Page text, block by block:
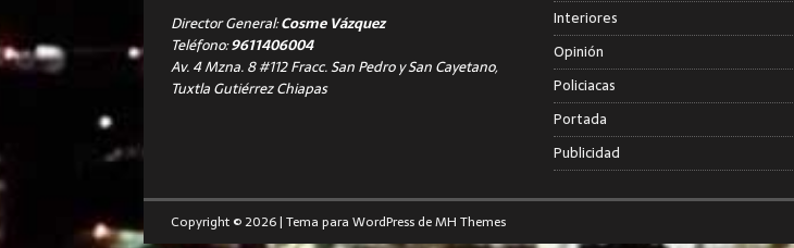
Director General:Cosme Vázquez
Teléfono:9611406004
Av. 4 Mzna. 8 #112 Fracc. San Pedro y San Cayetano,
Tuxtla Gutiérrez Chiapas
Interiores
Opinión
Policiacas
Portada
Publicidad
Copyright © 2026 | Tema para WordPress deMH Themes